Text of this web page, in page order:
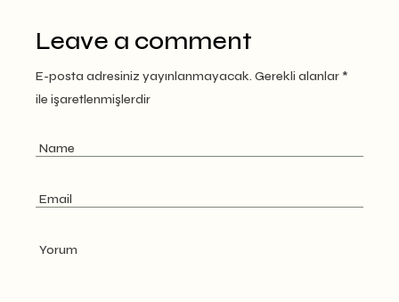
Leave a comment
E-posta adresiniz yayınlanmayacak. Gerekli alanlar *
ile işaretlenmişlerdir